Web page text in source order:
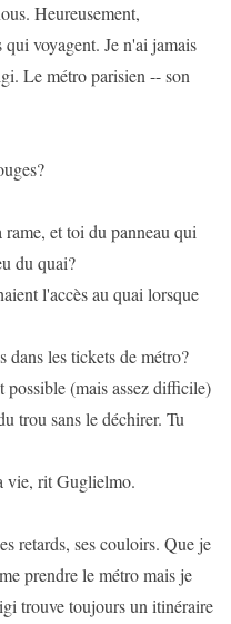
Heureusement,
voyagent. Je n'ai jamais
Le métro parisien -- son
et toi du panneau qui
du quai?
l'accès au quai lorsque
les tickets de métro?
(mais assez difficile)
trou sans le déchirer. Tu
vie, rit Guglielmo.
retards, ses couloirs. Que je
prendre le métro mais je
trouve toujours un itinéraire